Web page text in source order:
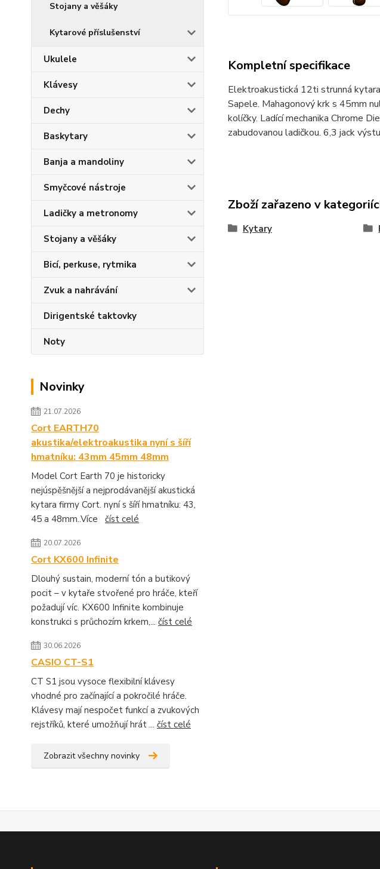
Stojany a věšáky
Kytarové příslušenství
Ukulele
Klávesy
Dechy
Baskytary
Banja a mandoliny
Smyčcové nástroje
Ladičky a metronomy
Stojany a věšáky
Bicí, perkuse, rytmika
Zvuk a nahrávání
Dirigentské taktovky
Noty
Novinky
21.07.2026
Cort EARTH70
akustika/elektroakustika nyní s šíří
hmatníku: 43mm 45mm 48mm
Model Cort Earth 70 je historicky
nejúspěšnější a nejprodávanější akustická
kytara firmy Cort. nyní s šíří hmatníku: 43,
45 a 48mm..Více číst celé
20.07.2026
Cort KX600 Infinite
Dlouhý sustain, moderní tón a butikový
pocit – v kytaře stvořené pro hráče, kteří
požadují víc. KX600 Infinite kombinuje
konstrukci s průchozím krkem,... číst celé
30.06.2026
CASIO CT-S1
CT S1 jsou vysoce flexibilní klávesy
vhodné pro začínající a pokročilé hráče.
Klávesy mají nespočet funkcí a zvukových
rejstříků, které umožňují hrát ... číst celé
Zobrazit všechny novinky
Kompletní specifikace
Elektroakustická 12ti strunná
Sapele. Mahagonový krk s 45mm
kolíčky. Ladící mechanika Chrome
zabudovanou ladičkou. 6,3 jack
Zboží zařazeno v
Kytary